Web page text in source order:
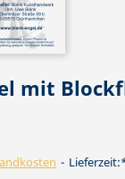
mit